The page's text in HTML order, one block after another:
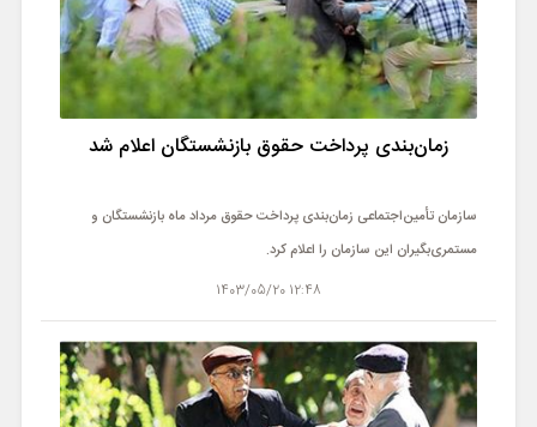
زمان‌بندی پرداخت حقوق بازنشستگان اعلام شد
سازمان تأمین‌اجتماعی زمان‌بندی پرداخت حقوق مرداد ماه بازنشستگان و
مستمری‌بگیران این سازمان را اعلام کرد.
12:48 1403/05/20